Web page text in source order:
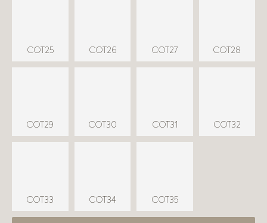
COT25 COT26 COT27 COT28
COT29 COT30 COT31 COT32
COT33 COT34 COT35